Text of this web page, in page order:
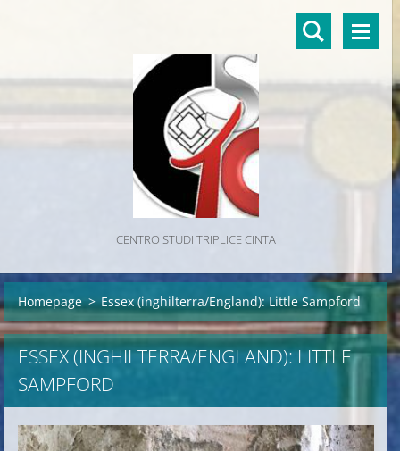
CENTRO STUDI TRIPLICE CINTA
Homepage > Essex (inghilterra/England): Little Sampford
ESSEX (INGHILTERRA/ENGLAND): LITTLE
SAMPFORD